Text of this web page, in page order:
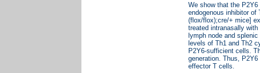
We show that the
endogenous inhibitor
(flox/flox);cre/+ mice]
treated intranasally
lymph node and
levels of Th1 and Th2
P2Y6-sufficient cells.
generation. Thus,
effector T cells.